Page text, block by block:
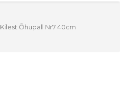
Kilest Õhupall Nr7 40cm